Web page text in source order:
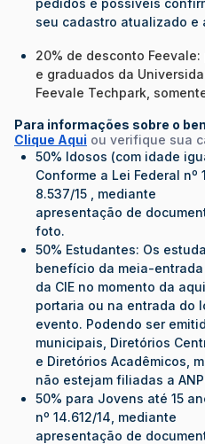
seu cadastro atualizado e
20% de desconto
e graduados da
Feevale Techpark,
Para informações sobre o
Clique Aqui ou verifique sua
50% Idosos (com idade
Conforme a Lei Federal nº
8.537/15 , mediante
apresentação de
foto.
50% Estudantes: Os
benefício da meia-
da CIE no momento da
portaria ou na entrada do
evento. Podendo ser
municipais, Diretórios
e Diretórios Acadêmicos,
não estejam filiadas a
50% para Jovens até 15
nº 14.612/14, mediante
apresentação de